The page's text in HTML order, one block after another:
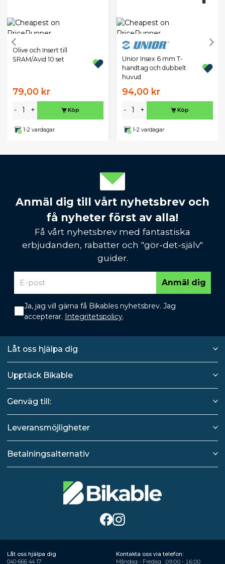
Olive och Insert till
SRAM/Avid 10 set
79,00 kr
- + Köp
1-2 vardagar
Unior Insex 6 mm T-
handtag och dubbelt
huvud
94,00 kr
- + Köp
1-2 vardagar
Anmäl dig till vårt nyhetsbrev och
få nyheter först av alla!
Få vårt nyhetsbrev med fantastiska
erbjudanden, rabatter och "gör-det-själv"
guider.
Anmäl dig
Ja, jag vill gärna få Bikables nyhetsbrev. Jag
accepterar. Integritetspolicy.
Låt oss hjälpa dig
Upptäck Bikable
Genväg till:
Leveransmöjligheter
Betalningsalternativ
Låt oss hjälpa dig
040-666 44 17
Kontakta oss via telefon:
Måndag - Fredag
09:00 - 16:00